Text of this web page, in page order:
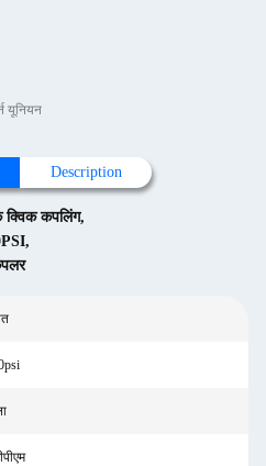
यूनियन
Description
क्विक कपलिंग,
,